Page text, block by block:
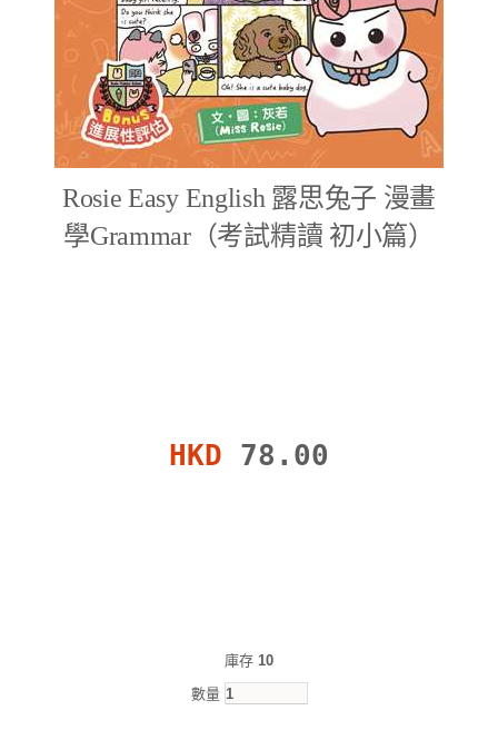
Rosie Easy English 露思兔子 漫畫
學Grammar（考試精讀 初小篇）
HKD 78.00
庫存 10
數量